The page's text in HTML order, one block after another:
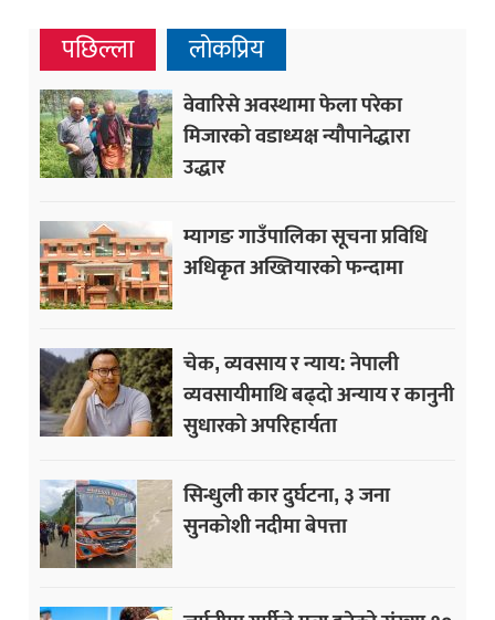
पछिल्ला लोकप्रिय
वेवारिसे अवस्थामा फेला परेका
मिजारको वडाध्यक्ष न्यौपानेद्धारा
उद्धार
म्यागङ गाउँपालिका सूचना प्रविधि
अधिकृत अख्तियारको फन्दामा
चेक, व्यवसाय र न्याय: नेपाली
व्यवसायीमाथि बढ्दो अन्याय र कानुनी
सुधारको अपरिहार्यता
सिन्धुली कार दुर्घटना, ३ जना
सुनकोशी नदीमा बेपत्ता